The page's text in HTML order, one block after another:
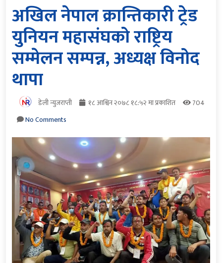
अखिल नेपाल क्रान्तिकारी ट्रेड
युनियन महासंघको राष्ट्रिय
सम्मेलन सम्पन्न, अध्यक्ष विनोद
थापा
डेली न्युजराप्ती १८ आश्विन २०७८ १८:५२ मा प्रकाशित
704
No Comments